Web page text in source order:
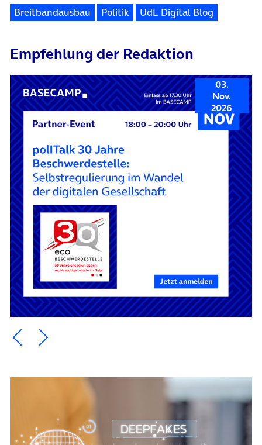
Breitbandausbau Politik UdL Digital Blog
Empfehlung der Redaktion
03.
Nov.
2026
Ein Element zurück blättern
Ein Element weiter blättern